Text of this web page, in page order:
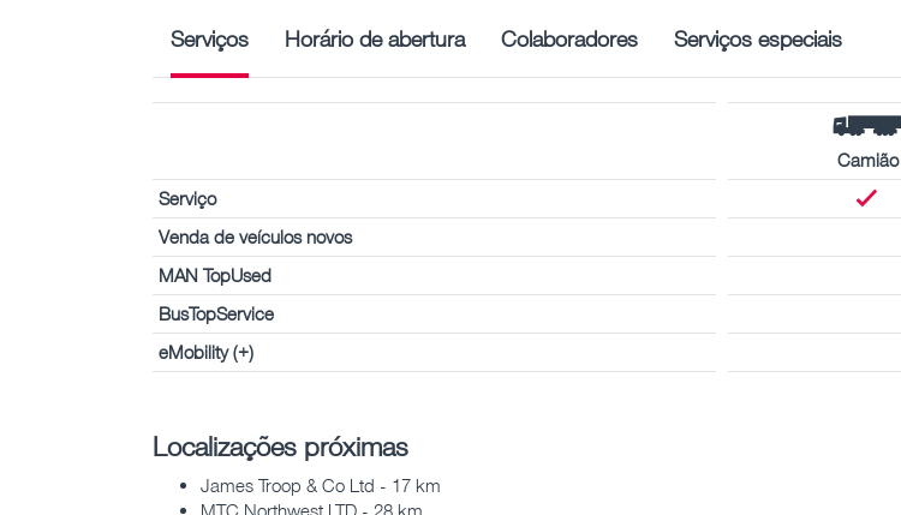
Serviços Horário de abertura Colaboradores Serviços especiais
Camião
Serviço
Venda de veículos novos
MAN TopUsed
BusTopService
eMobility (+)
Localizações próximas
James Troop & Co Ltd - 17 km
MTC Northwest LTD - 28 km